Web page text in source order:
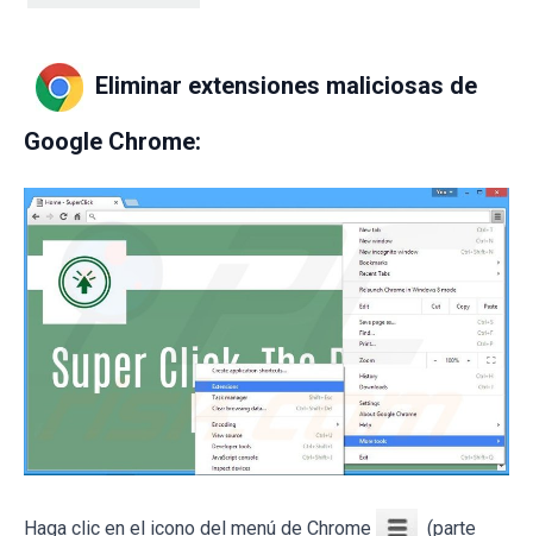
Eliminar extensiones maliciosas de
Google Chrome:
Haga clic en el icono del menú de Chrome (parte